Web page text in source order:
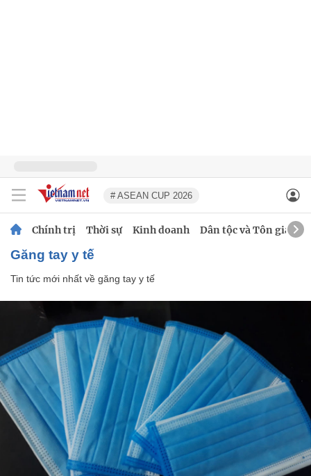
# ASEAN CUP 2026
Chính trị Thời sự Kinh doanh Dân tộc và Tôn giáo
găng tay y tế
Tin tức mới nhất về găng tay y tế